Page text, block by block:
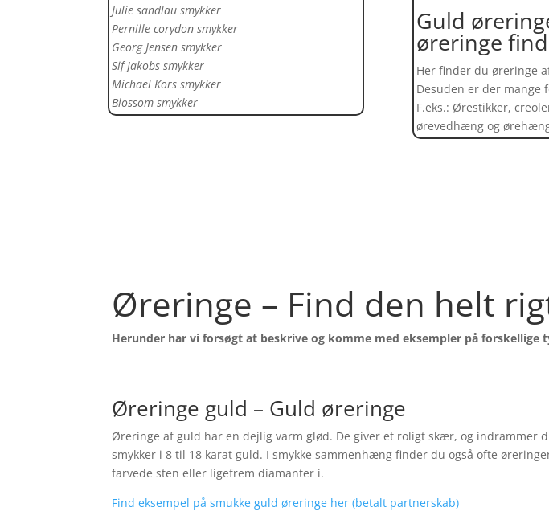
Julie sandlau smykker
Pernille corydon smykker
Georg Jensen smykker
Sif Jakobs smykker
Michael Kors smykker
Blossom smykker
Guld
øreringe
Her finder du øreringe
Desuden er der mange
F.eks.: Ørestikker,
ørevedhæng og
Øreringe – Find den helt
Herunder har vi forsøgt at beskrive og komme med eksempler på forskellige
Øreringe guld – Guld øreringe
Øreringe af guld har en dejlig varm glød. De giver et roligt skær, og indrammer
smykker i 8 til 18 karat guld. I smykke sammenhæng finder du også ofte
farvede sten eller ligefrem diamanter i.
Find eksempel på smukke guld øreringe her (betalt partnerskab)